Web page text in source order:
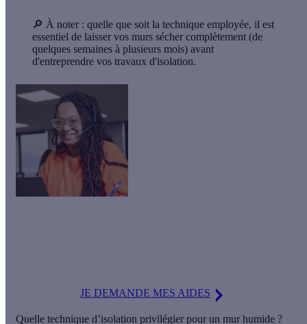
🔎 À noter : quelle que soit la technique employée, il est
essentiel de laisser vos murs sécher complètement (de
quelques semaines à plusieurs mois) avant
d'entreprendre vos travaux d'isolation.
JE DEMANDE MES AIDES
Quelle technique d’isolation privilégier pour un mur humide ?